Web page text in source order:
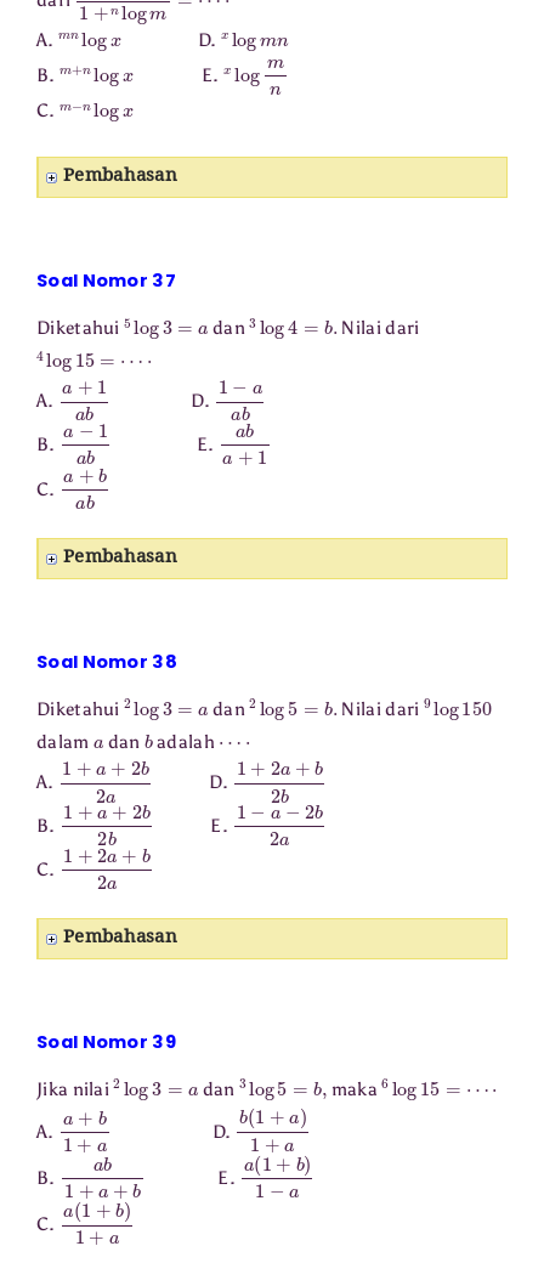
A. mn log D. xlog
B. m+n E. xlog mn
C. m −n
Pembahasan
Soal Nomor 37
Diketahui 5log 3 dan3 log 4 . Nilai dari
4log 15
A. a+1ab D. 1− aab
B. a−1a b E. ba+
C. a+bab
Pembahasan
Soal Nomor 38
Diketahui 2log 3= dan2 log 5 . Nilai dari 9log 150
dalam dan badalah
A. 1+a+2 b2a D. 1+2a+b2b
B. 1+a+2 b2b E. 1− a−2 b2 a
C. 1+2a+b2a
Pembahasan
Soal Nomor 39
Jika nilai2 log 3 dan 3log 5 , maka6log 15
A. a+b1+ D. b(1+a)1+
B. +a+ E. a(1+b)1−
C. a(1+b)1+